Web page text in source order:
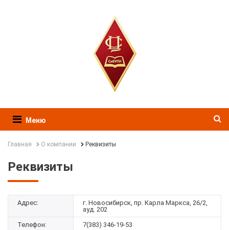
Меню
Главная О компании Реквизиты
Реквизиты
Адрес:
г. Новосибирск, пр. Карла Маркса, 26/2,
ауд. 202
Телефон:
7(383) 346-19-53